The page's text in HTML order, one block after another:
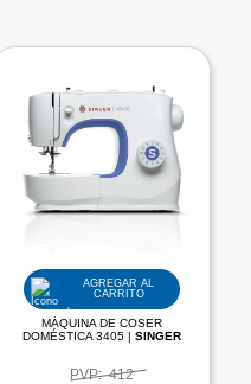
AGREGAR AL
CARRITO
MÁQUINA DE COSER
DOMÉSTICA 3405 | SINGER
PVP: 412